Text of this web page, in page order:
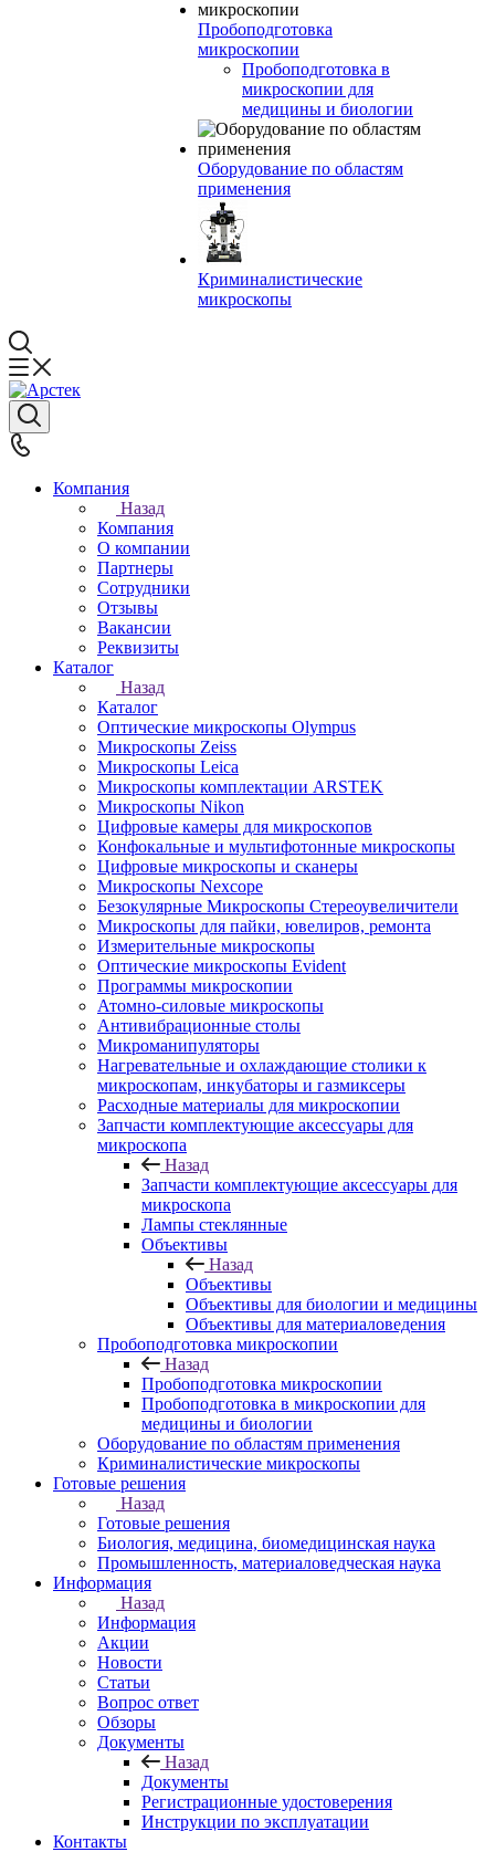
Пробоподготовка
микроскопии
Пробоподготовка в
микроскопии для
медицины и биологии
Оборудование по областям
применения
Криминалистические
микроскопы
Компания
Назад
Компания
О компании
Партнеры
Сотрудники
Отзывы
Вакансии
Реквизиты
Каталог
Назад
Каталог
Оптические микроскопы Olympus
Микроскопы Zeiss
Микроскопы Leica
Микроскопы комплектации ARSTEK
Микроскопы Nikon
Цифровые камеры для микроскопов
Конфокальные и мультифотонные микроскопы
Цифровые микроскопы и сканеры
Микроскопы Nexcope
Безокулярные Микроскопы Стереоувеличители
Микроскопы для пайки, ювелиров, ремонта
Измерительные микроскопы
Оптические микроскопы Evident
Программы микроскопии
Атомно-силовые микроскопы
Антивибрационные столы
Микроманипуляторы
Нагревательные и охлаждающие столики к
микроскопам, инкубаторы и газмиксеры
Расходные материалы для микроскопии
Запчасти комплектующие аксессуары для
микроскопа
Назад
Запчасти комплектующие аксессуары для
микроскопа
Лампы стеклянные
Объективы
Назад
Объективы
Объективы для биологии и медицины
Объективы для материаловедения
Пробоподготовка микроскопии
Назад
Пробоподготовка микроскопии
Пробоподготовка в микроскопии для
медицины и биологии
Оборудование по областям применения
Криминалистические микроскопы
Готовые решения
Назад
Готовые решения
Биология, медицина, биомедицинская наука
Промышленность, материаловедческая наука
Информация
Назад
Информация
Акции
Новости
Статьи
Вопрос ответ
Обзоры
Документы
Назад
Документы
Регистрационные удостоверения
Инструкции по эксплуатации
Контакты